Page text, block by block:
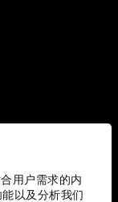
用户需求的内
以及分析我们